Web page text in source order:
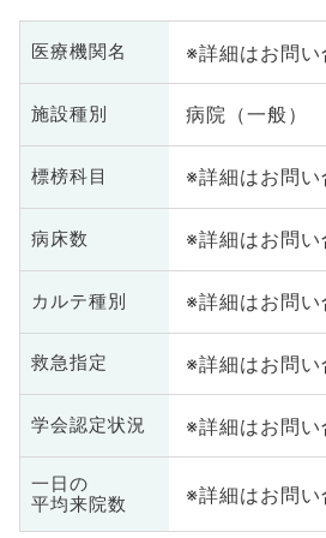
医療機関名 ※詳細はお問
施設種別 病院（一般）
標榜科目 ※詳細はお問
病床数 ※詳細はお問
カルテ種別 ※詳細はお問
救急指定 ※詳細はお問
学会認定状況 ※詳細はお問
一日の
平均来院数
※詳細はお問